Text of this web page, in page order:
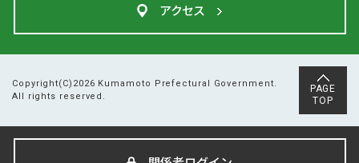
アクセス
Copyright(C)2026 Kumamoto Prefectural Government.
All rights reserved.
PAGE
TOP